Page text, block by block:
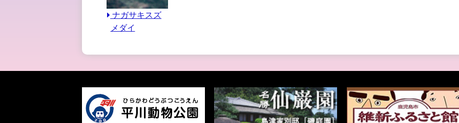
ナガサキスズ
メダイ